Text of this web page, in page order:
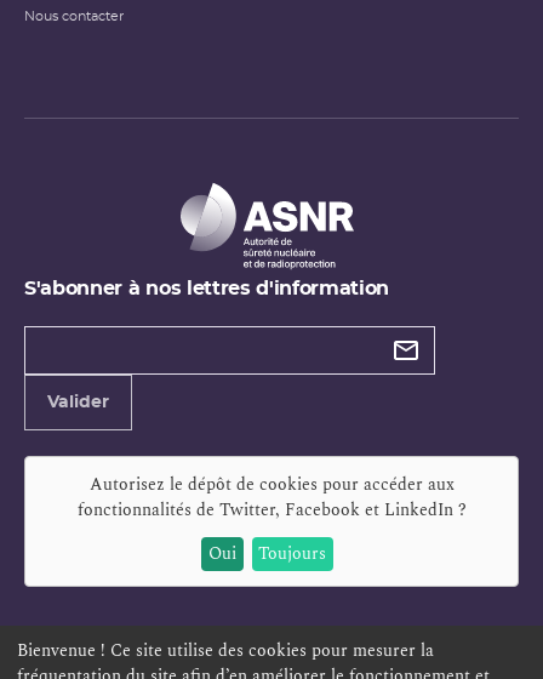
Nous contacter
S'abonner à nos lettres d'information
Types de
Valider
Autorisez le dépôt de cookies pour accéder aux
fonctionnalités de Twitter, Facebook et LinkedIn?
Oui
Toujours
Bienvenue ! Ce site utilise des cookies pour mesurer la